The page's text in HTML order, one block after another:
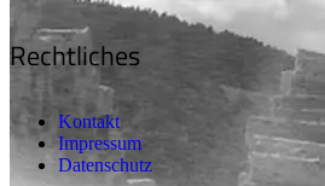
Rechtliches
Kontakt
Impressum
Datenschutz